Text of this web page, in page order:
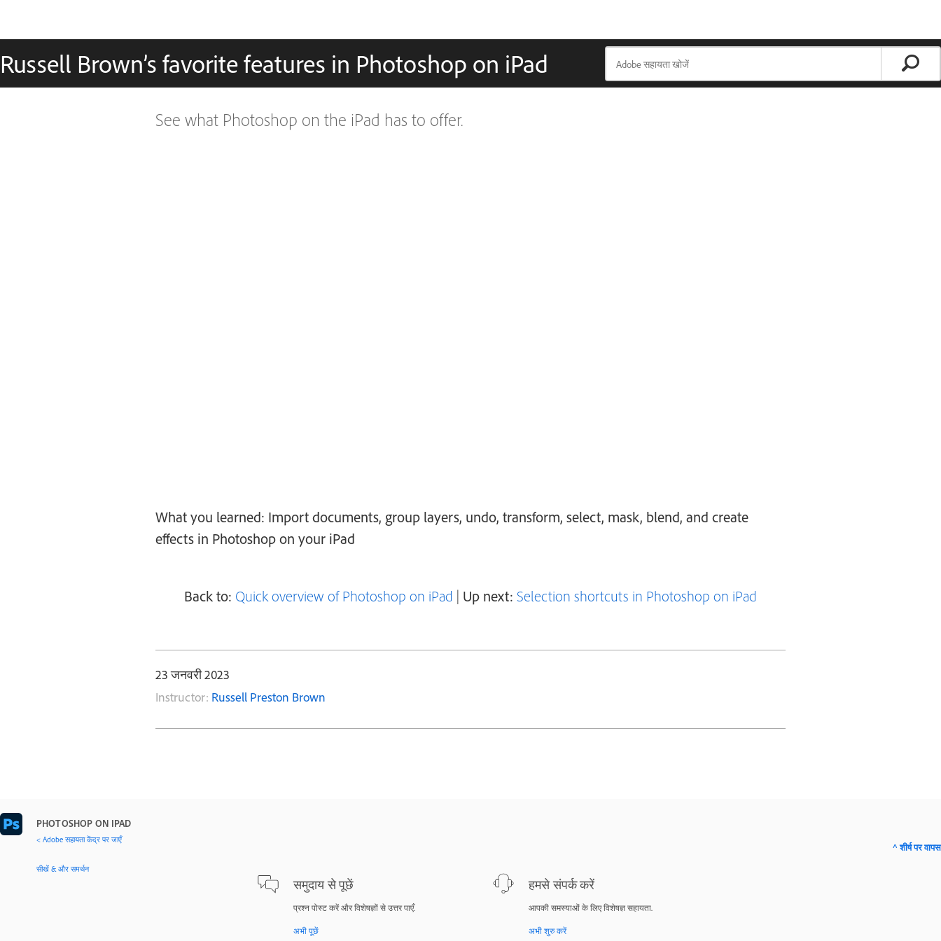
Russell Brown’s favorite features in Photoshop on iPad
See what Photoshop on the iPad has to offer.
What you learned: Import documents, group layers, undo, transform, select, mask, blend, and create
effects in Photoshop on your iPad
Back to: Quick overview of Photoshop on iPad | Up next: Selection shortcuts in Photoshop on iPad
23 जनवरी 2023
Instructor: Russell Preston Brown
PHOTOSHOP ON IPAD
< Adobe सहायता केंद्र पर जाएँ
सीखें & और समर्थन
समुदाय से पूछें
प्रश्न पोस्ट करें और विशेषज्ञों से उत्तर पाएँ.
अभी पूछें
हमसे संपर्क करें
आपकी समस्याओं के लिए विशेषज्ञ सहायता.
अभी शुरु करें
^ शीर्ष पर वापस